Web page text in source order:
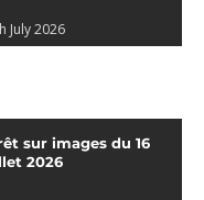
July 2026
sur images du 16
2026